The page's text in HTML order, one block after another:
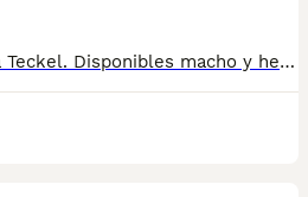
Preciosos cachorros raza Teckel. Disponibles macho y hembra. Se entregan con unos dos meses y medio de edad y sus vacunas correspondientes, desparasitados, certificado de salud, garantías por escrito tanto por enfermedad vírica como congénito genética. Todos los cachorros son descendientes de las mejores líneas nacionales, criados por profesionales expertos. Se entregan en toda España con transporte propio de alta calidad preparado para animales, van en vehículo climatizado con chófer particular a cargo del comprador. Teléfono / Whats app: 641 92 23 90 Precio a partir de 1000€